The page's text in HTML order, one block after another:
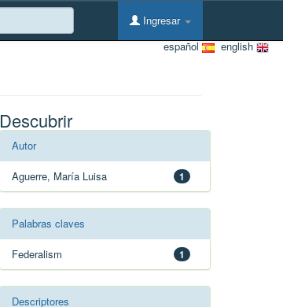
Ingresar
english
español
Descubrir
Autor
1
Aguerre, María Luisa
Palabras claves
1
Federalism
Descriptores